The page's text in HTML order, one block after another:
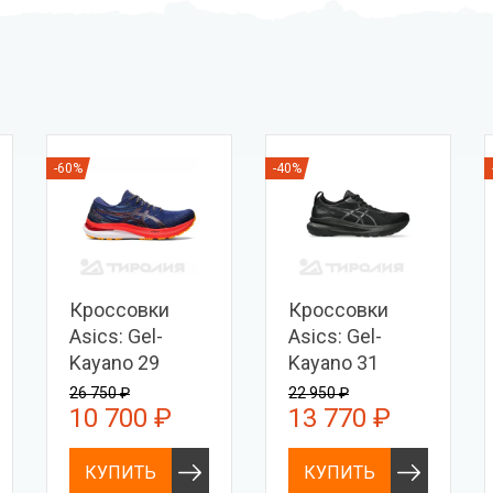
-60%
Кроссовки
Asics: Gel-
Kayano 29
26 750 ₽
10 700 ₽
КУПИТЬ
-40%
Кроссовки
Asics: Gel-
Kayano 31
22 950 ₽
13 770 ₽
КУПИТЬ